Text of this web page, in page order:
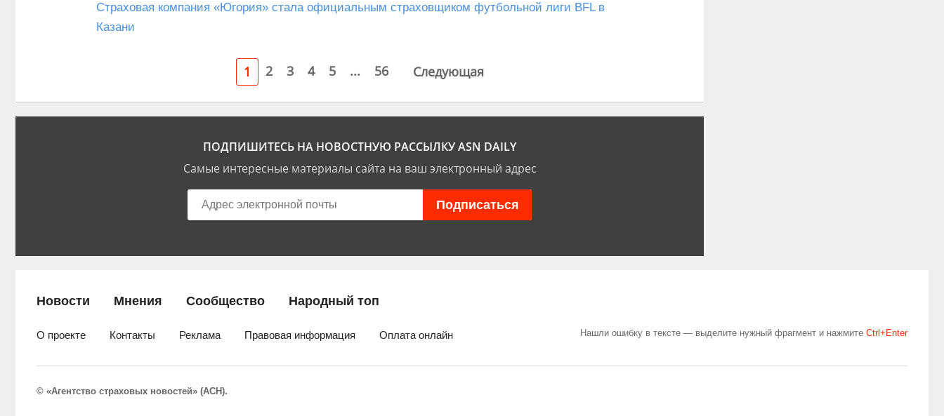
Страховая компания «Югория» стала официальным страховщиком футбольной лиги BFL в
Казани
1 2 3 4 5 ... 56 Следующая
ПОДПИШИТЕСЬ НА НОВОСТНУЮ РАССЫЛКУ ASN DAILY
Самые интересные материалы сайта на ваш электронный адрес
Новости Мнения Сообщество Народный топ
О проекте Контакты Реклама Правовая информация Оплата онлайн Нашли ошибку в тексте — выделите нужный фрагмент и нажмите Сtrl+Enter
© «Агентство страховых новостей» (АСН).